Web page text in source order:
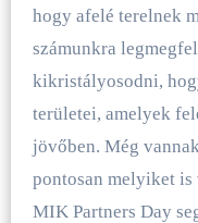
hogy afelé terelnek
számunkra
kikristályosodni,
területei, amelyek
jövőben. Még
pontosan melyiket is
MIK Partners Day